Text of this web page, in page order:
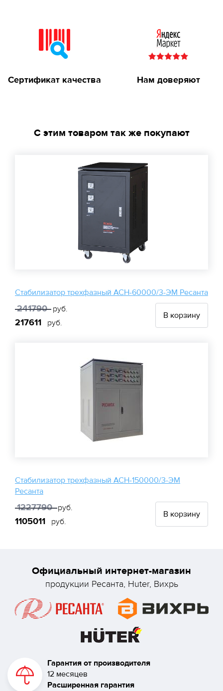
Сертификат качества Нам доверяют
С этим товаром так же покупают
Стабилизатор трехфазный АСН-60000/3-ЭМ Ресанта
241790 руб.
217611 руб.
В корзину
Стабилизатор трехфазный АСН-150000/3-ЭМ
Ресанта
1227790 руб.
1105011 руб.
В корзину
Официальный интернет-магазин
продукции Ресанта, Huter, Вихрь
Гарантия от производителя
12 месяцев
Расширенная гарантия